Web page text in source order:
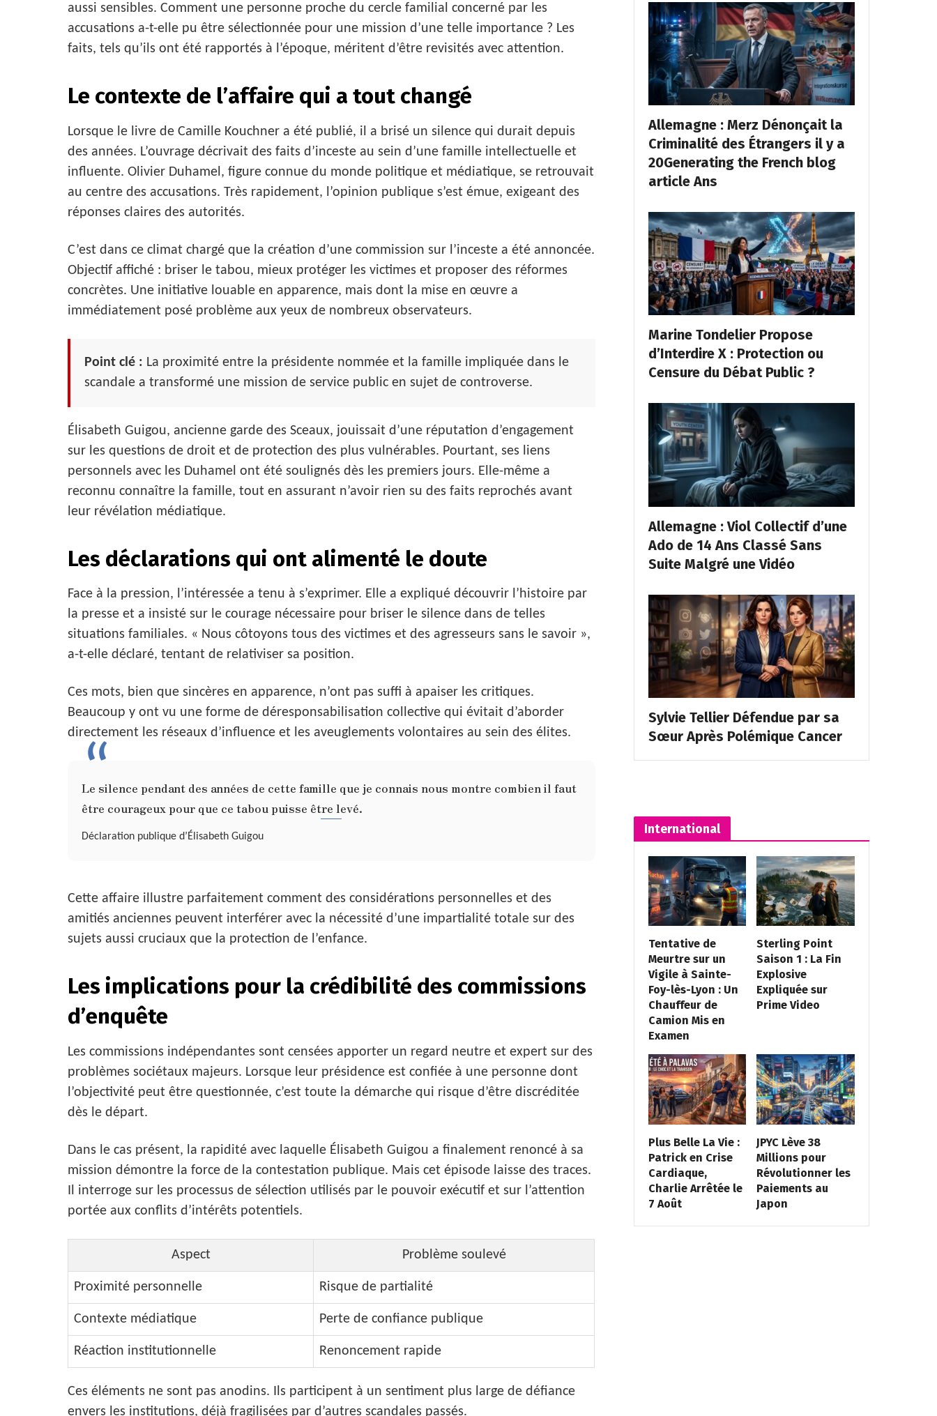
aussi sensibles. Comment une personne proche du cercle familial concerné par les
accusations a-t-elle pu être sélectionnée pour une mission d’une telle importance ? Les
faits, tels qu’ils ont été rapportés à l’époque, méritent d’être revisités avec attention.
Le contexte de l’affaire qui a tout changé
Lorsque le livre de Camille Kouchner a été publié, il a brisé un silence qui durait depuis
des années. L’ouvrage décrivait des faits d’inceste au sein d’une famille intellectuelle et
influente. Olivier Duhamel, figure connue du monde politique et médiatique, se retrouvait
au centre des accusations. Très rapidement, l’opinion publique s’est émue, exigeant des
réponses claires des autorités.
C’est dans ce climat chargé que la création d’une commission sur l’inceste a été annoncée.
Objectif affiché : briser le tabou, mieux protéger les victimes et proposer des réformes
concrètes. Une initiative louable en apparence, mais dont la mise en œuvre a
immédiatement posé problème aux yeux de nombreux observateurs.
Point clé : La proximité entre la présidente nommée et la famille impliquée dans le
scandale a transformé une mission de service public en sujet de controverse.
Élisabeth Guigou, ancienne garde des Sceaux, jouissait d’une réputation d’engagement
sur les questions de droit et de protection des plus vulnérables. Pourtant, ses liens
personnels avec les Duhamel ont été soulignés dès les premiers jours. Elle-même a
reconnu connaître la famille, tout en assurant n’avoir rien su des faits reprochés avant
leur révélation médiatique.
Les déclarations qui ont alimenté le doute
Face à la pression, l’intéressée a tenu à s’exprimer. Elle a expliqué découvrir l’histoire par
la presse et a insisté sur le courage nécessaire pour briser le silence dans de telles
situations familiales. « Nous côtoyons tous des victimes et des agresseurs sans le savoir »,
a-t-elle déclaré, tentant de relativiser sa position.
Ces mots, bien que sincères en apparence, n’ont pas suffi à apaiser les critiques.
Beaucoup y ont vu une forme de déresponsabilisation collective qui évitait d’aborder
directement les réseaux d’influence et les aveuglements volontaires au sein des élites.
Le silence pendant des années de cette famille que je connais nous montre combien il faut
être courageux pour que ce tabou puisse être levé.
Déclaration publique d’Élisabeth Guigou
Cette affaire illustre parfaitement comment des considérations personnelles et des
amitiés anciennes peuvent interférer avec la nécessité d’une impartialité totale sur des
sujets aussi cruciaux que la protection de l’enfance.
Les implications pour la crédibilité des commissions
d’enquête
Les commissions indépendantes sont censées apporter un regard neutre et expert sur des
problèmes sociétaux majeurs. Lorsque leur présidence est confiée à une personne dont
l’objectivité peut être questionnée, c’est toute la démarche qui risque d’être discréditée
dès le départ.
Dans le cas présent, la rapidité avec laquelle Élisabeth Guigou a finalement renoncé à sa
mission démontre la force de la contestation publique. Mais cet épisode laisse des traces.
Il interroge sur les processus de sélection utilisés par le pouvoir exécutif et sur l’attention
portée aux conflits d’intérêts potentiels.
Aspect Problème soulevé
Proximité personnelle Risque de partialité
Contexte médiatique Perte de confiance publique
Réaction institutionnelle Renoncement rapide
Ces éléments ne sont pas anodins. Ils participent à un sentiment plus large de défiance
envers les institutions, déjà fragilisées par d’autres scandales passés.
Allemagne : Merz Dénonçait la
Criminalité des Étrangers il y a
20Generating the French blog
article Ans
Marine Tondelier Propose
d’Interdire X : Protection ou
Censure du Débat Public ?
Allemagne : Viol Collectif d’une
Ado de 14 Ans Classé Sans
Suite Malgré une Vidéo
Sylvie Tellier Défendue par sa
Sœur Après Polémique Cancer
International
Tentative de
Meurtre sur un
Vigile à Sainte-
Foy-lès-Lyon : Un
Chauffeur de
Camion Mis en
Examen
Sterling Point
Saison 1 : La Fin
Explosive
Expliquée sur
Prime Video
Plus Belle La Vie :
Patrick en Crise
Cardiaque,
Charlie Arrêtée le
7 Août
JPYC Lève 38
Millions pour
Révolutionner les
Paiements au
Japon